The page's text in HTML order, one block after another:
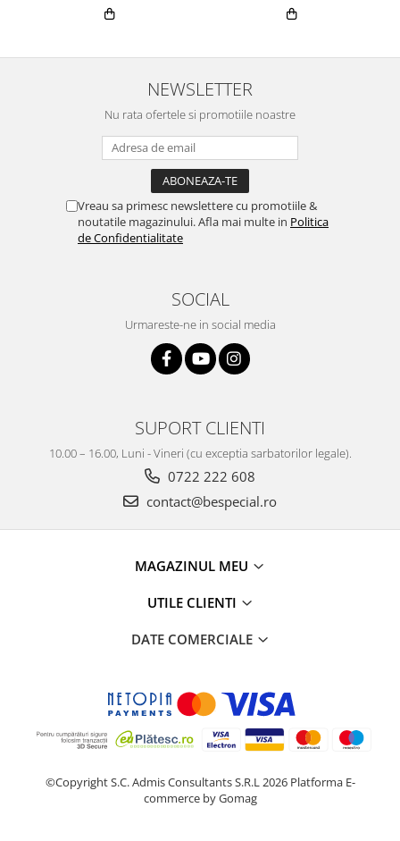
NEWSLETTER
Nu rata ofertele si promotiile noastre
Vreau sa primesc newslettere cu promotiile &
noutatile magazinului. Afla mai multe in Politica
de Confidentialitate
SOCIAL
Urmareste-ne in social media
SUPORT CLIENTI
10.00 – 16.00, Luni - Vineri (cu exceptia sarbatorilor legale).
0722 222 608
contact@bespecial.ro
MAGAZINUL MEU
UTILE CLIENTI
DATE COMERCIALE
©Copyright S.C. Admis Consultants S.R.L 2026 Platforma E-
commerce by Gomag